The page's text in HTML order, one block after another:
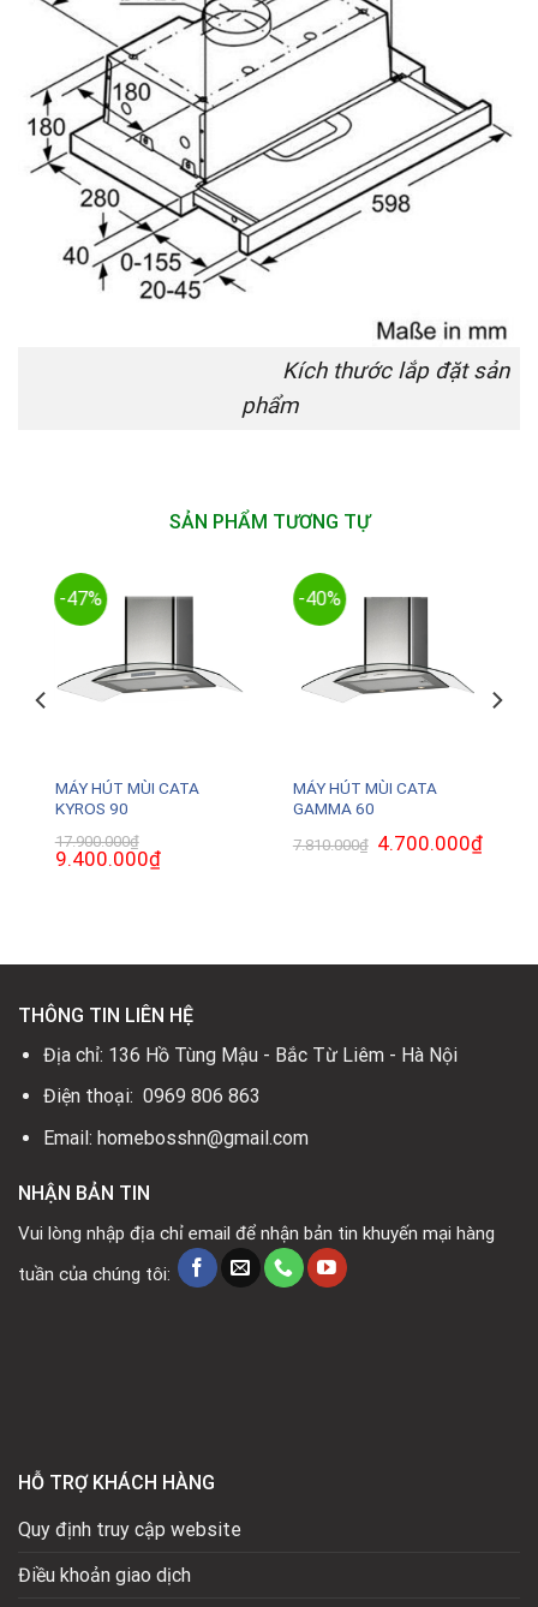
Kích thước lắp đặt sản
phẩm
SẢN PHẨM TƯƠNG TỰ
-47%
MÁY HÚT MÙI CATA
KYROS 90
17.900.000₫
Giá
gốc
9.400.000₫Giá
hiện
-40%
MÁY HÚT MÙI CATA
GAMMA 60
7.810.000₫ Giá
gốc
4.700.000₫Giá
hiện
THÔNG TIN LIÊN HỆ
Địa chỉ: 136 Hồ Tùng Mậu - Bắc Từ Liêm - Hà Nội
Điện thoại: 0969 806 863
Email: homebosshn@gmail.com
NHẬN BẢN TIN
Vui lòng nhập địa chỉ email để nhận bản tin khuyến mại hàng
tuần của chúng tôi:
HỖ TRỢ KHÁCH HÀNG
Quy định truy cập website
Điều khoản giao dịch